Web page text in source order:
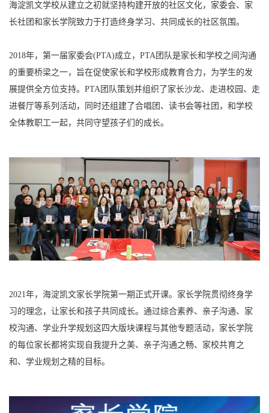
海淀凯文学校从建立之初就坚持构建开放的社区文化，家委会、家
长社团和家长学院致力于打造终身学习、共同成长的社区氛围。
2018年，第一届家委会(PTA)成立，PTA团队是家长和学校之间沟通
的重要桥梁之一，旨在促使家长和学校形成教育合力，为学生的发
展提供全方位支持。PTA团队策划并组织了家长沙龙、走进校园、走
进餐厅等系列活动，同时还组建了合唱团、读书会等社团，和学校
全体教职工一起，共同守望孩子们的成长。
2021年，海淀凯文家长学院第一期正式开课。家长学院贯彻终身学
习的理念，让家长和孩子共同成长。通过综合素养、亲子沟通、家
校沟通、学业升学规划这四大版块课程与其他专题活动，家长学院
的每位家长都将实现自我提升之美、亲子沟通之畅、家校共育之
和、学业规划之精的目标。